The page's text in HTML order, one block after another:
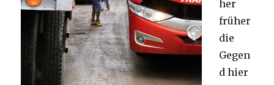
her
früher
die
Gegen
d hier